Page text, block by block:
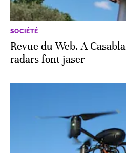
SOCIÉTÉ
Revue du Web. A
radars font jaser